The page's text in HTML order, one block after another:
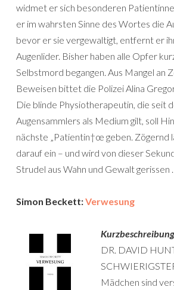
widmet er sich besonderen
er im wahrsten Sinne des Wortes die
bevor er sie vergewaltigt, entfernt er
Augenlider. Bisher haben alle Opfer
Selbstmord begangen. Aus Mangel an
Beweisen bittet die Polizei Alina
Die blinde Physiotherapeutin, die seit
Augensammlers als Medium gilt, soll
nächste „Patientin†œ geben. Zögernd
darauf ein – und wird von dieser
Strudel aus Wahn und Gewalt gerissen
Simon Beckett:Verwesung
Kurzbeschreibung
DR. DAVID
Mädchen sind